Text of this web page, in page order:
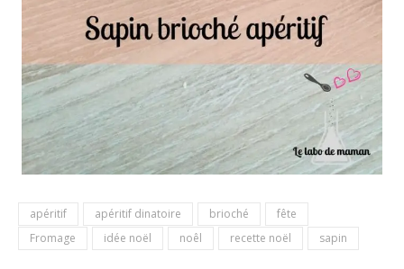
apéritif apéritif dinatoire brioché
fête
Fromage
idée noël noêl recette noël sapin